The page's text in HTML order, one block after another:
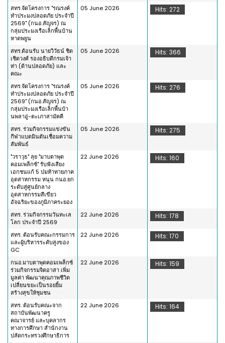
สทร.จัดโครงการ "รณรงค์
ทำประมงปลอดภัย ประจำปี
2569" (กนอ.สัญจร) ณ
กลุ่มประมงเรือเล็กพื้นบ้าน
หาดพยูน
05 June 2026 Hits: 272
สทร.ต้อนรับ นายวิวัธน์ ชิด
เชิดวงศ์ รองอธิบดีกรมเจ้า
ท่า (ด้านปลอดภัย) และ
คณะ
05 June 2026 Hits: 366
สทร.จัดโครงการ "รณรงค์
ทำประมงปลอดภัย ประจำปี
2569" (กนอ.สัญจร) ณ
กลุ่มประมงเรือเล็กพื้นบ้า
นพลาอู่-ตะเภาสามัคคี
05 June 2026 Hits: 276
สทร. ร่วมกิจกรรมแข่งขัน
กีฬาแบดมินตันเชื่อมความ
สัมพันธ์
05 June 2026 Hits: 275
"วราวุธ" ลุย "มาบตาพุด
คอมเพล็กซ์" รับฟังเสียง
เอกชนแก้ 5 ปมท้าทายภาค
อุตสาหกรรม หนุน กนอ.ยก
ระดับสู่ศูนย์กลาง
อุตสาหกรรมสีเขียว
อัจฉริยะของภูมิภาคระยอง
22 June 2026 Hits: 160
สทร. ร่วมกิจกรรมวันทะเล
โลก ประจำปี 2569
22 June 2026 Hits: 178
สทร. ต้อนรับคณะกรรมการ
และผู้บริหารระดับสูงของ
GC
22 June 2026 Hits: 170
กนอ.มาบตาพุดคอมเพล็กซ์
ร่วมกิจกรรมจิตอาสา เพิ่ม
มูลค่า พัฒนาคุณภาพชีวิต
เปลี่ยนขยะเป็นรอยยิ้ม
สร้างสุขให้ชุมชน
22 June 2026 Hits: 159
สทร. ต้อนรับคณะจาก
สถาบันพัฒนาครู
คณาจารย์ และบุคลากร
ทางการศึกษา สำนักงาน
ปลัดกระทรวงศึกษาธิการ
22 June 2026 Hits: 164